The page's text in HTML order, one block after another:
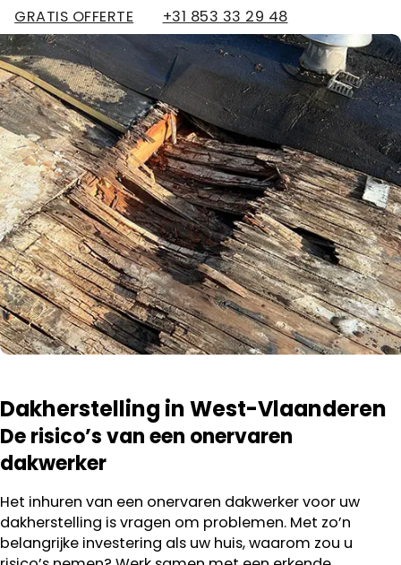
GRATIS OFFERTE
+31 853 33 29 48
Dakherstelling in West-Vlaanderen
De risico’s van een onervaren
dakwerker
Het inhuren van een onervaren dakwerker voor uw
dakherstelling is vragen om problemen. Met zo’n
belangrijke investering als uw huis, waarom zou u